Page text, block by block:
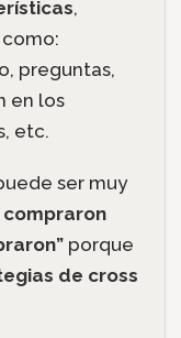
,
preguntas,
en los
etc.
ser muy
compraron
porque
de cross